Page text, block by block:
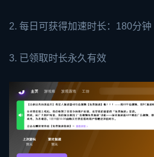
2. 每日可获得加速时长：180分钟
3. 已领取时长永久有效